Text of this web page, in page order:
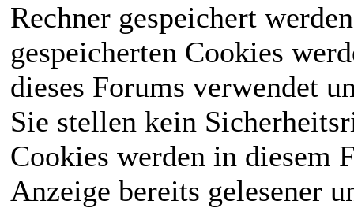
Rechner gespeichert
gespeicherten Cookies
dieses Forums verwendet
Sie stellen kein
Cookies werden in diesem
Anzeige bereits gelesener